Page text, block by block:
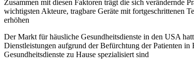
Zusammen mit diesen Faktoren trägt die sich verändernde
wichtigsten Akteure, tragbare Geräte mit fortgeschrittenen
erhöhen
Der Markt für häusliche Gesundheitsdienste in den USA
Dienstleistungen aufgrund der Befürchtung der Patienten
Gesundheitsdienste zu Hause spezialisiert sind